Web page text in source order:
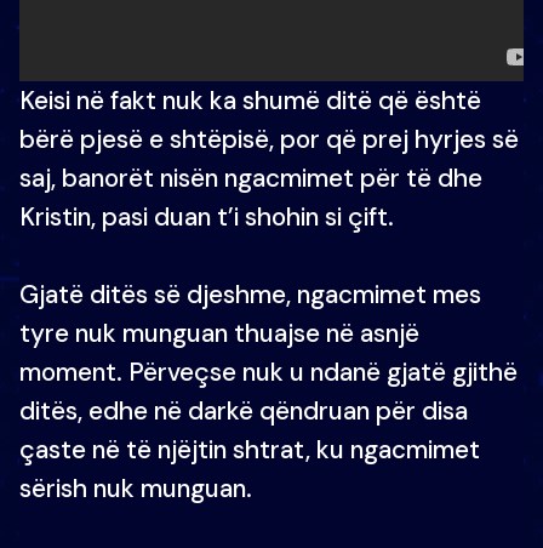
Keisi në fakt nuk ka shumë ditë që është
bërë pjesë e shtëpisë, por që prej hyrjes së
saj, banorët nisën ngacmimet për të dhe
Kristin, pasi duan t’i shohin si çift.
Gjatë ditës së djeshme, ngacmimet mes
tyre nuk munguan thuajse në asnjë
moment. Përveçse nuk u ndanë gjatë gjithë
ditës, edhe në darkë qëndruan për disa
çaste në të njëjtin shtrat, ku ngacmimet
sërish nuk munguan.